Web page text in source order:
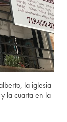
la iglesia
la cuarta en la